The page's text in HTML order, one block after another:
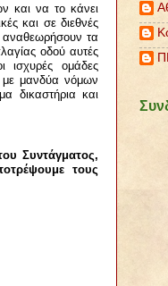
και να το κάνει
και σε διεθνές
αναθεωρήσουν τα
οδού αυτές
ισχυρές ομάδες
με μανδύα νόμων
δικαστήρια και
Συντάγματος,
τους